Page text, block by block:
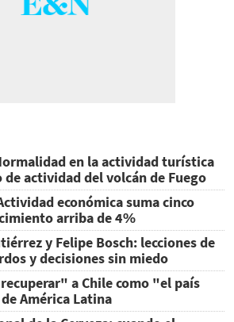
en la actividad turística
de actividad del volcán de Fuego
económica suma cinco
arriba de 4%
y Felipe Bosch: lecciones de
y decisiones sin miedo
a Chile como "el país
América Latina